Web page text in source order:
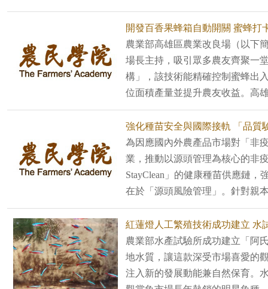
開發百香果蜂箱自動開關 蜜蜂打
農業部高雄區農業改良場（以下
場長主持，吸引眾多農友齊聚一
構」，該技術能精確控制蜜蜂出
位面積產量並提升農友收益。高
強化種苗安全與國際接軌 「品質
為因應國內外農產品市場對「非
業，推動以源頭管理為核心的非
StayClean」的健康種苗供應鏈
在於「源頭風險管理」。針對親
紅蓮燈人工繁殖技術成功建立 水
農業部水產試驗所成功建立「阿
地水質，讓這款深受市場喜愛的
注入新的發展動能兼自然保育。